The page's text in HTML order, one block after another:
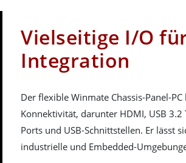
Vielseitige I/O
Integration
Der flexible Winmate Chassis-Panel-
Konnektivität, darunter HDMI, USB
Ports und USB-Schnittstellen. Er lässt
industrielle und Embedded-